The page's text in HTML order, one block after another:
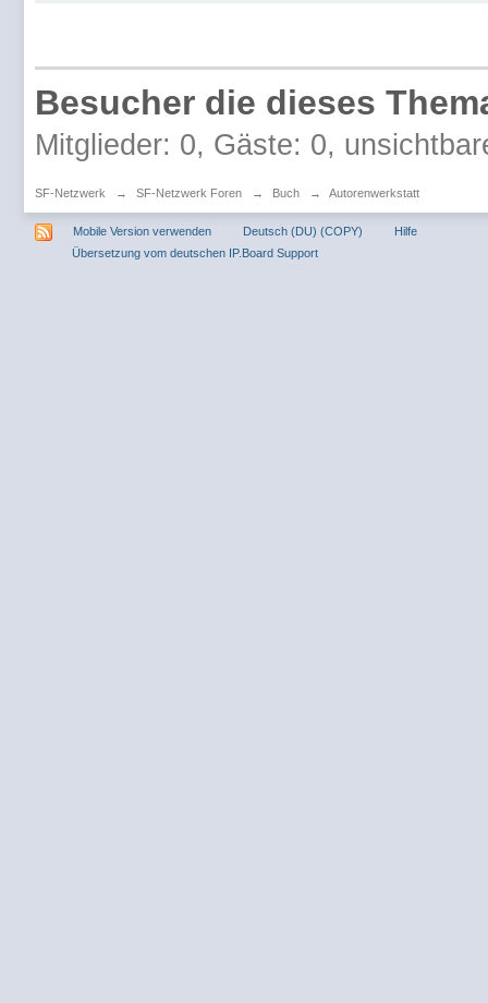
Besucher die dieses
Mitglieder: 0, Gäste: 0,
SF-Netzwerk → SF-Netzwerk Foren → Buch → Autorenwerkstatt
Mobile Version verwenden Deutsch (DU) (COPY)
Hilfe
Übersetzung vom deutschen IP.Board Support